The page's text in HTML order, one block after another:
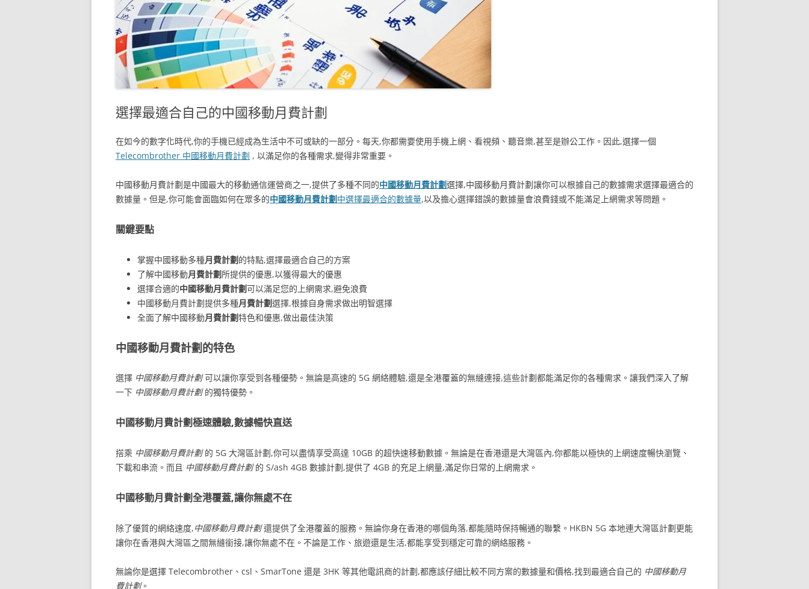
選擇最適合自己的中國移動月費計劃
在如今的數字化時代,你的手機已經成為生活中不可或缺的一部分。每天,你都需要使用手機上網、看視頻、聽音樂,甚至是辦公工作。因此,選擇一個
Telecombrother 中國移動月費計劃 , 以滿足你的各種需求,變得非常重要。
中國移動月費計劃是中國最大的移動通信運營商之一,提供了多種不同的中國移動月費計劃選擇,中國移動月費計劃讓你可以根據自己的數據需求選擇最適合的
數據量。但是,你可能會面臨如何在眾多的中國移動月費計劃中選擇最適合的數據量,以及擔心選擇錯誤的數據量會浪費錢或不能滿足上網需求等問題。
關鍵要點
掌握中國移動多種月費計劃的特點,選擇最適合自己的方案
了解中國移動月費計劃所提供的優惠,以獲得最大的優惠
選擇合適的中國移動月費計劃可以滿足您的上網需求,避免浪費
中國移動月費計劃提供多種月費計劃選擇,根據自身需求做出明智選擇
全面了解中國移動月費計劃特色和優惠,做出最佳決策
中國移動月費計劃的特色
選擇 中國移動月費計劃可以讓你享受到各種優勢。無論是高速的 5G 網絡體驗,還是全港覆蓋的無縫連接,這些計劃都能滿足你的各種需求。讓我們深入了解
一下 中國移動月費計劃的獨特優勢。
中國移動月費計劃極速體驗,數據暢快直送
搭乘 中國移動月費計劃的 5G 大灣區計劃,你可以盡情享受高達 10GB 的超快速移動數據。無論是在香港還是大灣區內,你都能以極快的上網速度暢快瀏覽、
下載和串流。而且 中國移動月費計劃的 S/ash 4GB 數據計劃,提供了 4GB 的充足上網量,滿足你日常的上網需求。
中國移動月費計劃全港覆蓋,讓你無處不在
除了優質的網絡速度,中國移動月費計劃還提供了全港覆蓋的服務。無論你身在香港的哪個角落,都能隨時保持暢通的聯繫。HKBN 5G 本地連大灣區計劃更能
讓你在香港與大灣區之間無縫銜接,讓你無處不在。不論是工作、旅遊還是生活,都能享受到穩定可靠的網絡服務。
無論你是選擇 Telecombrother、csl、SmarTone 還是 3HK 等其他電訊商的計劃,都應該仔細比較不同方案的數據量和價格,找到最適合自己的 中國移動月
費計劃。